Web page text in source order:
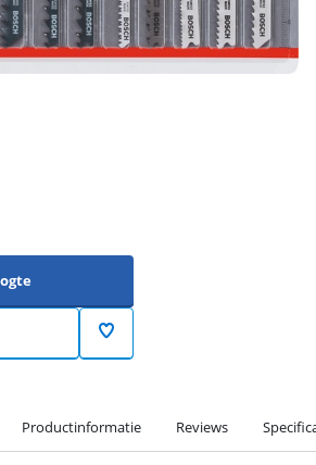
Productinformatie Reviews